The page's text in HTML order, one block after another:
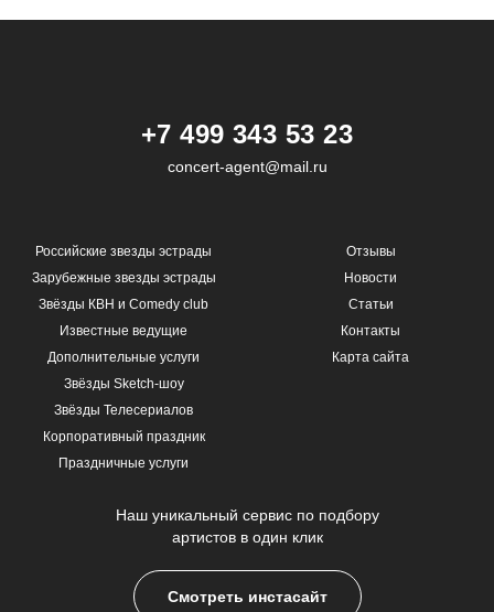
+7 499 343 53 23
concert-agent@mail.ru
Российские звезды эстрады
Зарубежные звезды эстрады
Звёзды КВН и Comedy club
Известные ведущие
Дополнительные услуги
Звёзды Sketch-шоу
Звёзды Телесериалов
Корпоративный праздник
Праздничные услуги
Отзывы
Новости
Статьи
Контакты
Карта сайта
Наш уникальный сервис по подбору
артистов в один клик
Смотреть инстасайт